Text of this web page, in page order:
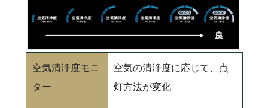
空気清浄度モニ
ター
空気の清浄度に応じて、点
灯方法が変化